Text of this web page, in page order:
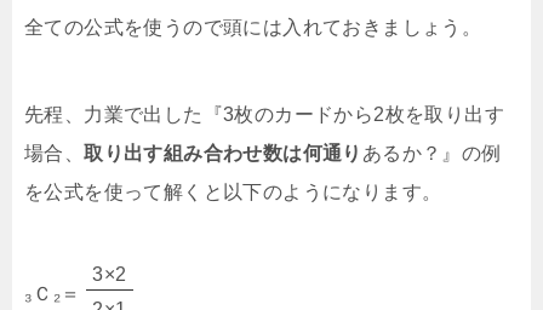
全ての公式を使うので頭には入れておきましょう。
先程、力業で出した『3枚のカードから2枚を取り出す
場合、取り出す組み合わせ数は何通り あるか？』の例
を公式を使って解くと以下のようになります。
₃Ｃ₂＝
3×2